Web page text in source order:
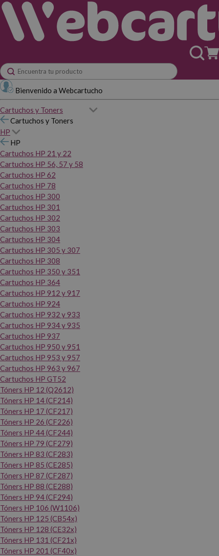
Bienvenido a Webcartucho
Cartuchos y Toners
Cartuchos y Toners
HP
HP
Cartuchos HP 21 y 22
Cartuchos HP 56, 57 y 58
Cartuchos HP 62
Cartuchos HP 78
Cartuchos HP 300
Cartuchos HP 301
Cartuchos HP 302
Cartuchos HP 303
Cartuchos HP 304
Cartuchos HP 305 y 307
Cartuchos HP 308
Cartuchos HP 350 y 351
Cartuchos HP 364
Cartuchos HP 912 y 917
Cartuchos HP 924
Cartuchos HP 932 y 933
Cartuchos HP 934 y 935
Cartuchos HP 937
Cartuchos HP 950 y 951
Cartuchos HP 953 y 957
Cartuchos HP 963 y 967
Cartuchos HP GT52
Tóners HP 12 (Q2612)
Tóners HP 14 (CF214)
Tóners HP 17 (CF217)
Tóners HP 26 (CF226)
Tóners HP 44 (CF244)
Tóners HP 79 (CF279)
Tóners HP 83 (CF283)
Tóners HP 85 (CE285)
Tóners HP 87 (CF287)
Tóners HP 88 (CE288)
Tóners HP 94 (CF294)
Tóners HP 106 (W1106)
Tóners HP 125 (CB54x)
Tóners HP 128 (CE32x)
Tóners HP 131 (CF21x)
Tóners HP 201 (CF40x)